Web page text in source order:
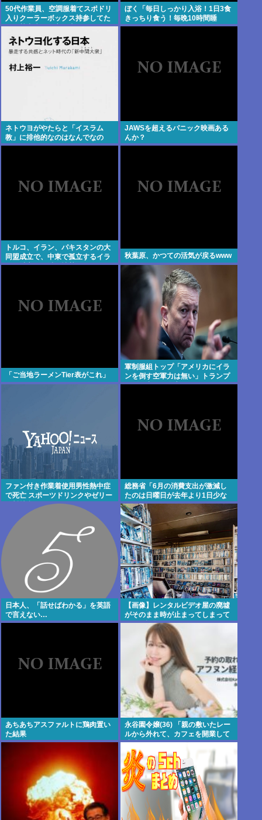
50代作業員、空調服着てスポドリ
入りクーラーボックス持参してた
のに熱中症で死亡。当日39.6℃
ぼく「毎日しっかり入浴！1日3食
きっちり食う！毎晩10時間睡
眠！！」 これwww
ネトウヨがやたらと「イスラム
教」に排他的なのはなんでなの
JAWSを超えるパニック映画ある
んか？
トルコ、イラン、パキスタンの大
同盟成立で、中東で孤立するイラ
ンは滅亡不可避な情勢へwww
秋葉原、かつての活気が戻るwww
「ご当地ラーメンTier表がこれ」
軍制服組トップ「アメリカにイラ
ンを倒す空軍力は無い」トランプ
に別の出口を進言
ファン付き作業着使用男性熱中症
で死亡 スポーツドリンクやゼリー
総務省「6月の消費支出が激減し
たのは日曜日が去年より1日少な
かったから」
日本人、「話せばわかる」を英語
で言えない…
【画像】レンタルビデオ屋の廃墟
がそのまま時が止まってしまって
いると話題に
あちあちアスファルトに鶏肉置い
た結果
永谷園令嬢(36) 「親の敷いたレー
ルから外れて、カフェを開業して
成功しました」